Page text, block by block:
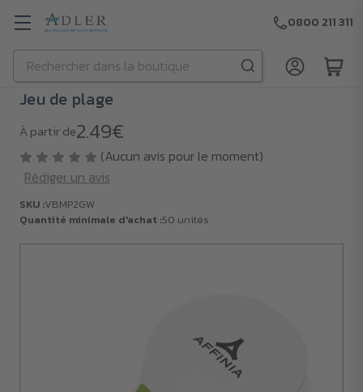
Passer au contenu principal
Rechercher
0800 211 311
Jeu de plage
À partir de2.49€
(Aucun avis pour le moment)
Rédiger un avis
SKU :VBMP2GW
Quantité minimale d'achat :50 unités